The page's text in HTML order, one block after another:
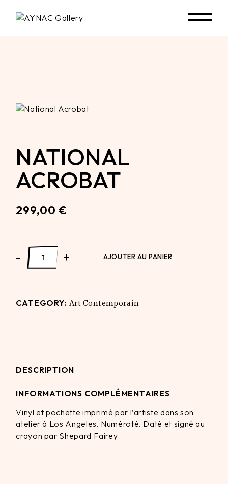
NATIONAL
ACROBAT
299,00 €
National Acrobat quantity
- + AJOUTER AU PANIER
CATEGORY: Art Contemporain
DESCRIPTION
INFORMATIONS COMPLÉMENTAIRES
Vinyl et pochette imprimé par l’artiste dans son
atelier à Los Angeles. Numéroté. Daté et signé au
crayon par Shepard Fairey